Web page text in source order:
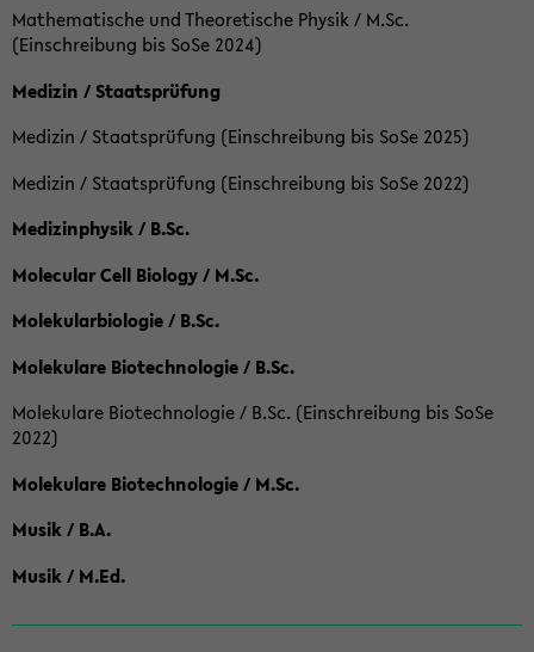
Mathematische und Theoretische Physik / M.Sc.
(Einschreibung bis SoSe 2024)
Medizin / Staatsprüfung
Medizin / Staatsprüfung (Einschreibung bis SoSe 2025)
Medizin / Staatsprüfung (Einschreibung bis SoSe 2022)
Medizinphysik / B.Sc.
Molecular Cell Biology / M.Sc.
Molekularbiologie / B.Sc.
Molekulare Biotechnologie / B.Sc.
Molekulare Biotechnologie / B.Sc. (Einschreibung bis SoSe
2022)
Molekulare Biotechnologie / M.Sc.
Musik / B.A.
Musik / M.Ed.